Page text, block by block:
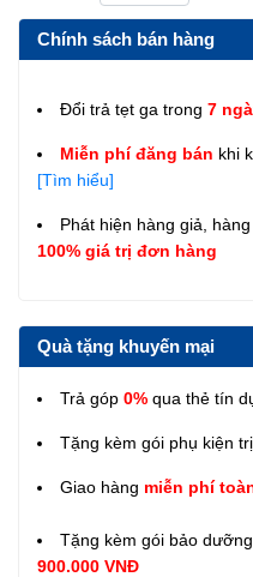
Chính sách bán hàng
Đổi trả tẹt ga trong 7
Miễn phí đăng bán khi
[Tìm hiểu]
Phát hiện hàng giả, hàng
100% giá trị đơn hàng
Quà tặng khuyến mại
Trả góp 0% qua thẻ tín
Tặng kèm gói phụ kiện
Giao hàng miễn phí
Tặng kèm gói bảo
900.000 VNĐ